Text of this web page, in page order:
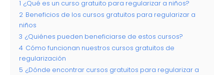
1 ¿Qué es un curso gratuito para regularizar a niños?
2 Beneficios de los cursos gratuitos para regularizar a
niños
3 ¿Quiénes pueden beneficiarse de estos cursos?
4 Cómo funcionan nuestros cursos gratuitos de
regularización
5 ¿Dónde encontrar cursos gratuitos para regularizar a